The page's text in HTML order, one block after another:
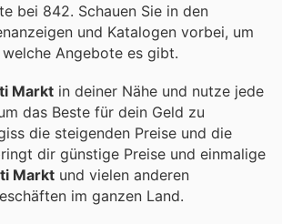
bei 842. Schauen Sie in den
und Katalogen vorbei, um
Angebote es gibt.
Markt in deiner Nähe und nutze jede
das Beste für dein Geld zu
die steigenden Preise und die
dir günstige Preise und einmalige
Markt und vielen anderen
im ganzen Land.